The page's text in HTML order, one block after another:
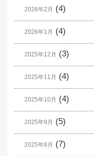
2026年2月 (4)
2026年1月 (4)
2025年12月 (3)
2025年11月 (4)
2025年10月 (4)
2025年9月 (5)
2025年8月 (7)